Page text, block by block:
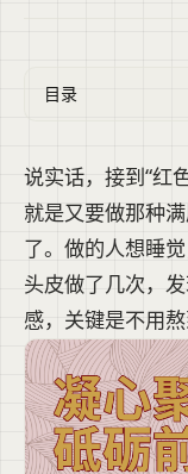
目录
说实话，接到“红
就是又要做那种
了。做的人想睡
头皮做了几次，
感，关键是不用